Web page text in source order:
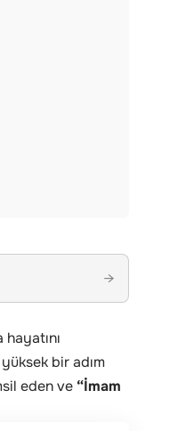
→
bir adım
eden ve “İmam